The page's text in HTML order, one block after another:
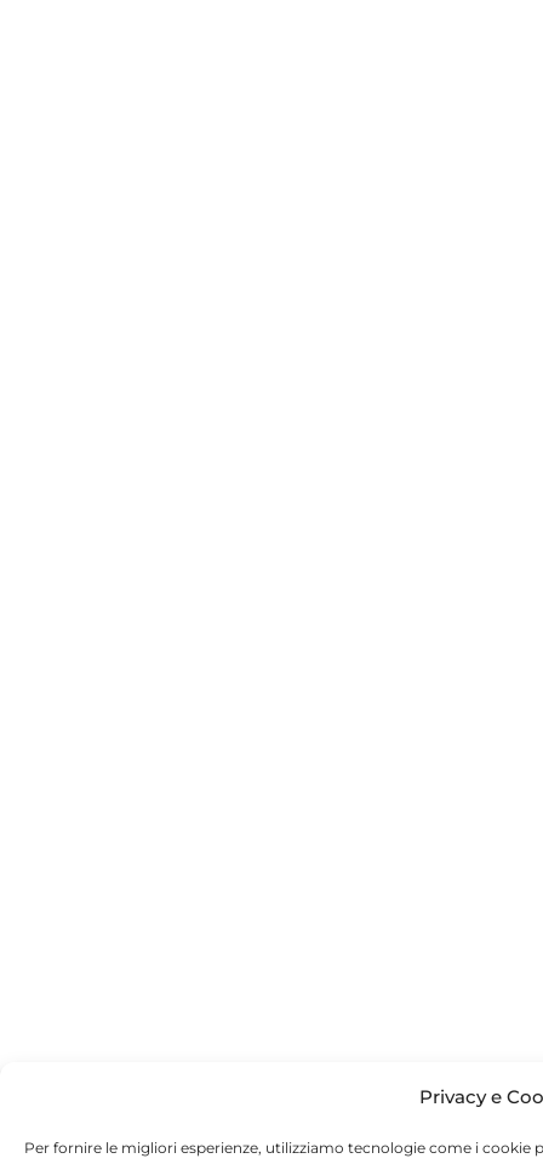
Privacy e
Per fornire le migliori esperienze, utilizziamo tecnologie come i